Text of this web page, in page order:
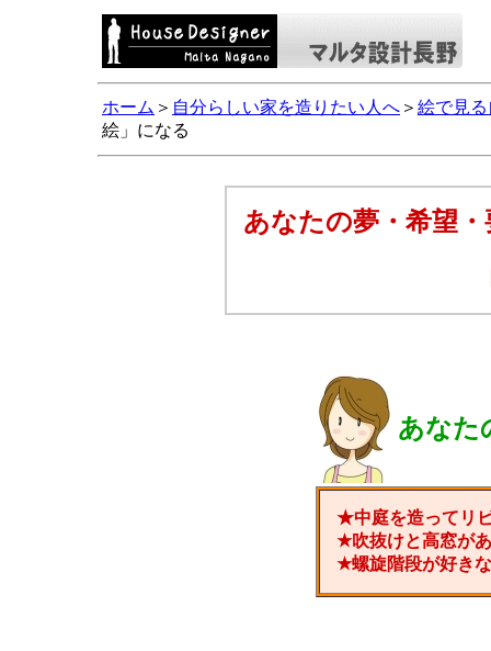
ホーム ＞ 自分らしい家を造りたい人へ ＞ 絵で見
絵」になる
あなたの夢・希望
あなた
★中庭を造ってリ
★吹抜けと高窓が
★螺旋階段が好き